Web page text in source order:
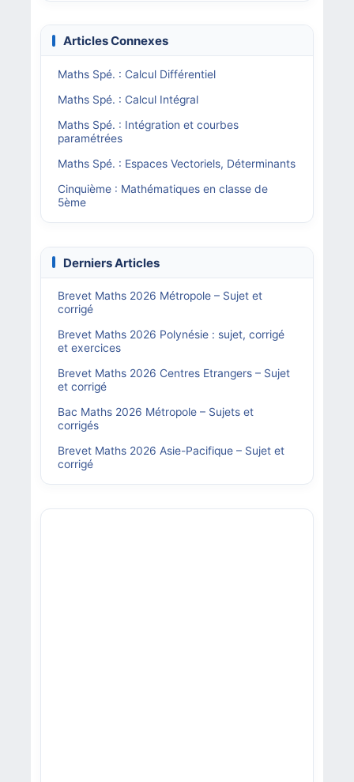
Articles Connexes
Maths Spé. : Calcul Différentiel
Maths Spé. : Calcul Intégral
Maths Spé. : Intégration et courbes
paramétrées
Maths Spé. : Espaces Vectoriels, Déterminants
Cinquième : Mathématiques en classe de
5ème
Derniers Articles
Brevet Maths 2026 Métropole – Sujet et
corrigé
Brevet Maths 2026 Polynésie : sujet, corrigé
et exercices
Brevet Maths 2026 Centres Etrangers – Sujet
et corrigé
Bac Maths 2026 Métropole – Sujets et
corrigés
Brevet Maths 2026 Asie-Pacifique – Sujet et
corrigé